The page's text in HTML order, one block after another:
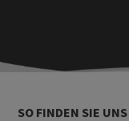
SO FINDEN SIE UNS